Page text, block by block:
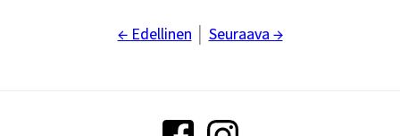
← Edellinen Seuraava →